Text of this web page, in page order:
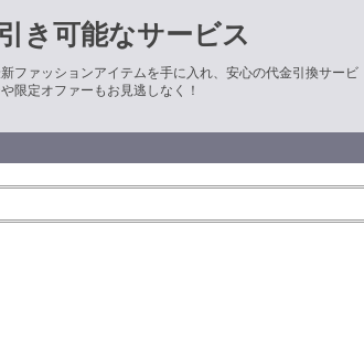
き可能なサービス
ファッションアイテムを手に入れ、安心の代金引換サービ
限定オファーもお見逃しなく！